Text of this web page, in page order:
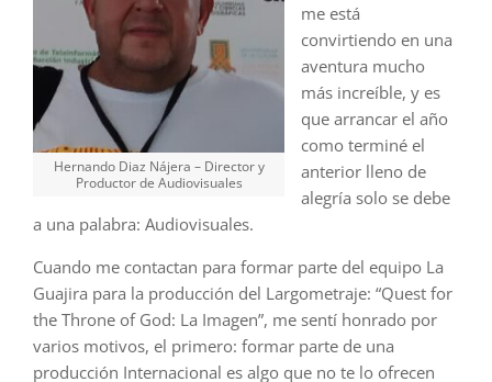
Hernando Diaz Nájera – Director y
Productor de Audiovisuales
me está
convirtiendo en una
aventura mucho
más increíble, y es
que arrancar el año
como terminé el
anterior lleno de
alegría solo se debe
a una palabra: Audiovisuales.
Cuando me contactan para formar parte del equipo La
Guajira para la producción del Largometraje: “Quest for
the Throne of God: La Imagen”, me sentí honrado por
varios motivos, el primero: formar parte de una
producción Internacional es algo que no te lo ofrecen